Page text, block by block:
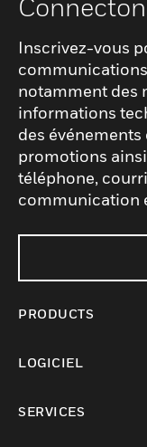
Inscrivez-vous
notamment des
informations
des événements
promotions
téléphone,
communication
PRODUCTS
LOGICIEL
SERVICES